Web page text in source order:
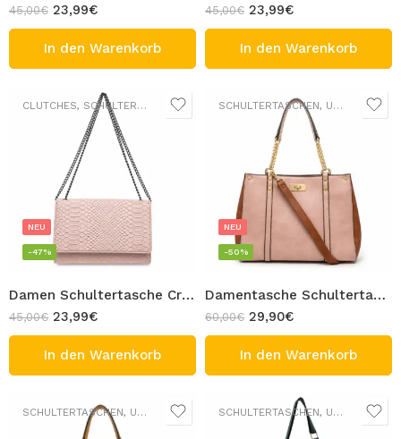
45,00€ 23,99€
In den Warenkorb
45,00€ 23,99€
In den Warenkorb
CLUTCHES, SCHULTERTASCHEN , UMHÄNGETASCHEN
Damen Schultertasche Crossbody Tasche mit wandelbarem Kettenriemen Kroko-Optik Elegant Rosa Design MARY
NEU
-47%
45,00€ 23,99€
In den Warenkorb
SCHULTERTASCHEN, UMHÄNGETASCHEN
Damentasche Schultertasche Elegante zweifarbige Tasche Braun Rosa mit Schulterriemen Design TALLY
NEU
-50%
60,00€ 29,90€
In den Warenkorb
SCHULTERTASCHEN, UMHÄNGETASCHEN SCHULTERTASCHEN, UMHÄNGETASCHEN